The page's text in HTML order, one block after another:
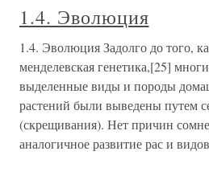
1.4. Эволюция
1.4. Эволюция Задолго до того,
менделевская генетика,[25]
выделенные виды и породы
растений были выведены путем
(скрещивания). Нет причин
аналогичное развитие рас и видов